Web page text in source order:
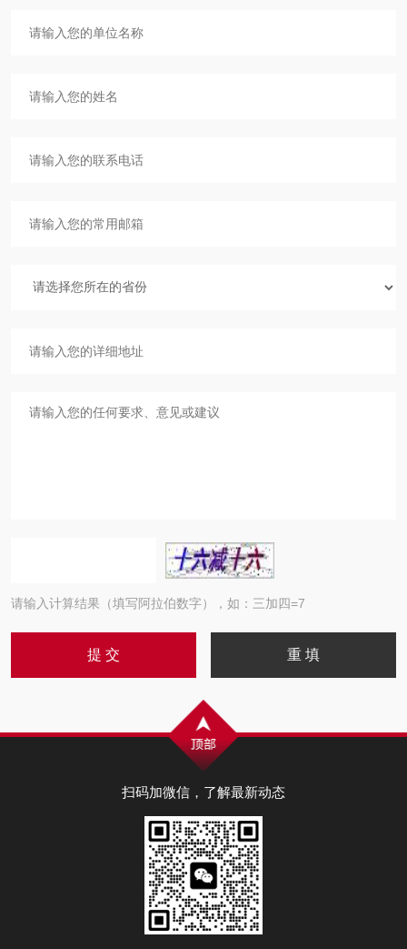
请输入计算结果（填写阿拉伯数字），如：三加四=7
扫码加微信，了解最新动态